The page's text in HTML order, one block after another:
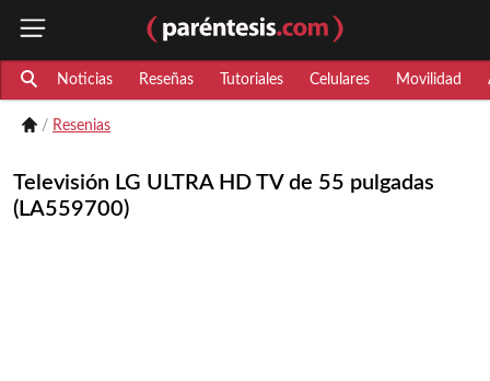
Noticias Reseñas Tutoriales Celulares Movilidad
Resenias
Televisión LG ULTRA HD TV de 55 pulgadas
(LA559700)